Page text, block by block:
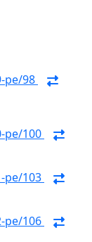
pe/98
pe/100
pe/103
pe/106